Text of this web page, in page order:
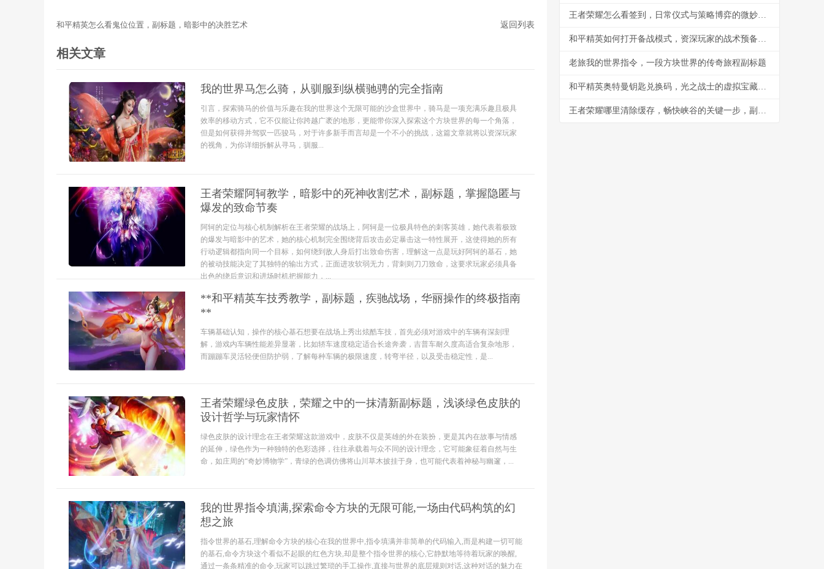
和平精英怎么看鬼位位置，副标题，暗影中的决胜艺术 返回列表
相关文章
我的世界马怎么骑，从驯服到纵横驰骋的完全指南
引言，探索骑马的价值与乐趣在我的世界这个无限可能的沙盒世界中，骑马是一项充满乐趣且极具
效率的移动方式，它不仅能让你跨越广袤的地形，更能带你深入探索这个方块世界的每一个角落，
但是如何获得并驾驭一匹骏马，对于许多新手而言却是一个不小的挑战，这篇文章就将以资深玩家
的视角，为你详细拆解从寻马，驯服...
王者荣耀阿轲教学，暗影中的死神收割艺术，副标题，掌握隐匿与
爆发的致命节奏
阿轲的定位与核心机制解析在王者荣耀的战场上，阿轲是一位极具特色的刺客英雄，她代表着极致
的爆发与暗影中的艺术，她的核心机制完全围绕背后攻击必定暴击这一特性展开，这使得她的所有
行动逻辑都指向同一个目标，如何绕到敌人身后打出致命伤害，理解这一点是玩好阿轲的基石，她
的被动技能决定了其独特的输出方式，正面进攻软弱无力，背刺则刀刀致命，这要求玩家必须具备
出色的绕后意识和进场时机把握能力，...
**和平精英车技秀教学，副标题，疾驰战场，华丽操作的终极指南
**
车辆基础认知，操作的核心基石想要在战场上秀出炫酷车技，首先必须对游戏中的车辆有深刻理
解，游戏内车辆性能差异显著，比如轿车速度稳定适合长途奔袭，吉普车耐久度高适合复杂地形，
而蹦蹦车灵活轻便但防护弱，了解每种车辆的极限速度，转弯半径，以及受击稳定性，是...
王者荣耀绿色皮肤，荣耀之中的一抹清新副标题，浅谈绿色皮肤的
设计哲学与玩家情怀
绿色皮肤的设计理念在王者荣耀这款游戏中，皮肤不仅是英雄的外在装扮，更是其内在故事与情感
的延伸，绿色作为一种独特的色彩选择，往往承载着与众不同的设计理念，它可能象征着自然与生
命，如庄周的“奇妙博物学”，青绿的色调仿佛将山川草木披挂于身，也可能代表着神秘与幽邃，...
我的世界指令填满,探索命令方块的无限可能,一场由代码构筑的幻
想之旅
指令世界的基石,理解命令方块的核心在我的世界中,指令填满并非简单的代码输入,而是构建一切可能
的基石,命令方块这个看似不起眼的红色方块,却是整个指令世界的核心,它静默地等待着玩家的唤醒,
通过一条条精准的命令,玩家可以跳过繁琐的手工操作,直接与世界的底层规则对话,这种对话的魅力在
王者荣耀怎么看签到，日常仪式与策略博弈的微妙平衡
和平精英如何打开备战模式，资深玩家的战术预备指南
老旅我的世界指令，一段方块世界的传奇旅程副标题
和平精英奥特曼钥匙兑换码，光之战士的虚拟宝藏，副标题，解锁神秘力量的数字密钥
王者荣耀哪里清除缓存，畅快峡谷的关键一步，副标题，资深玩家的实战优化指南